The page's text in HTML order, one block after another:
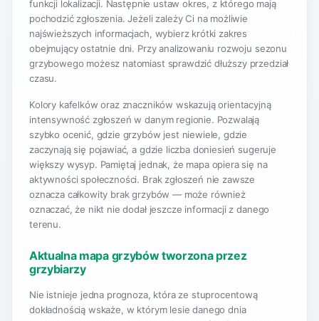
funkcji lokalizacji. Następnie ustaw okres, z którego mają
pochodzić zgłoszenia. Jeżeli zależy Ci na możliwie
najświeższych informacjach, wybierz krótki zakres
obejmujący ostatnie dni. Przy analizowaniu rozwoju sezonu
grzybowego możesz natomiast sprawdzić dłuższy przedział
czasu.
Kolory kafelków oraz znaczników wskazują orientacyjną
intensywność zgłoszeń w danym regionie. Pozwalają
szybko ocenić, gdzie grzybów jest niewiele, gdzie
zaczynają się pojawiać, a gdzie liczba doniesień sugeruje
większy wysyp. Pamiętaj jednak, że mapa opiera się na
aktywności społeczności. Brak zgłoszeń nie zawsze
oznacza całkowity brak grzybów — może również
oznaczać, że nikt nie dodał jeszcze informacji z danego
terenu.
Aktualna mapa grzybów tworzona przez
grzybiarzy
Nie istnieje jedna prognoza, która ze stuprocentową
dokładnością wskaże, w którym lesie danego dnia